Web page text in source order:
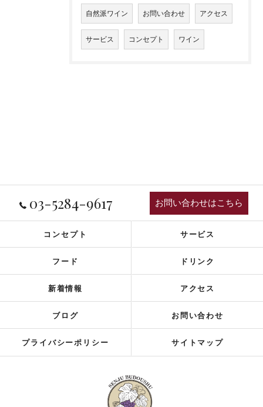
自然派ワイン お問い合わせ アクセス
サービス コンセプト ワイン
03-5284-9617 お問い合わせはこちら
コンセプト サービス
フード ドリンク
新着情報 アクセス
ブログ お問い合わせ
プライバシーポリシー サイトマップ